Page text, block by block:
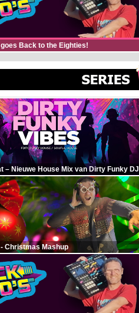
Back to the Eighties!
– Nieuwe House Mix van Dirty Funky DJ
Christmas Mashup